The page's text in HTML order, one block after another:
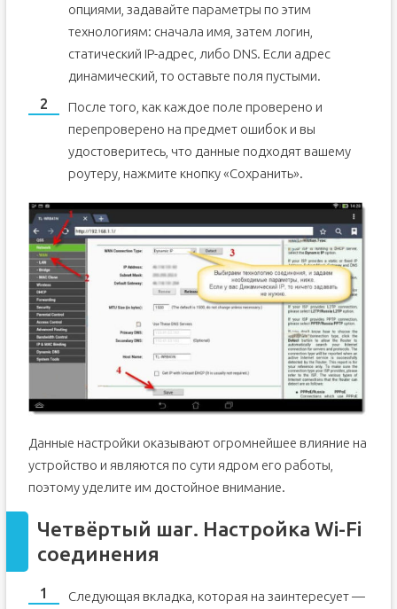
опциями, задавайте параметры по этим
технологиям: сначала имя, затем логин,
статический IP-адрес, либо DNS. Если адрес
динамический, то оставьте поля пустыми.
После того, как каждое поле проверено и
перепроверено на предмет ошибок и вы
удостоверитесь, что данные подходят вашему
роутеру, нажмите кнопку «Сохранить».
Данные настройки оказывают огромнейшее влияние на
устройство и являются по сути ядром его работы,
поэтому уделите им достойное внимание.
Четвёртый шаг. Настройка Wi-Fi
соединения
Следующая вкладка, которая на заинтересует —